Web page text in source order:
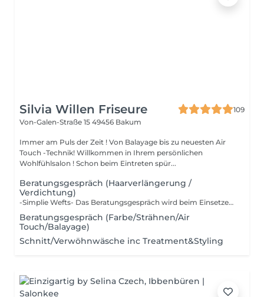
Silvia Willen Friseure
109
Von-Galen-Straße 15 49456 Bakum
Immer am Puls der Zeit ! Von Balayage bis zu neuesten Air
Touch -Technik! Willkommen in Ihrem persönlichen
Wohlfühlsalon ! Schon beim Eintreten spür...
Beratungsgespräch (Haarverlängerung /
Verdichtung)
-Simplie Wefts- Das Beratungsgespräch wird beim Einsetzen verrechnet inkl. einer kostenlosen Extensions-Bürste als Goodie für dich gratis dazu! Jetzt Termin sichern!
Beratungsgespräch (Farbe/Strähnen/Air
Touch/Balayage)
Schnitt/Verwöhnwäsche inc Treatment&Styling